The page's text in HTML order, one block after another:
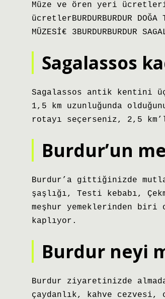
Müze ve ören yeri
ücretlerBURDURBURDUR DOĞA
MÜZESİ€ 3BURDURBURDUR
Sagalassos
Sagalassos antik kentini
1,5 km uzunluğunda
rotayı seçerseniz, 2,5
Burdur’un
Burdur’a gittiğinizde
şaşlığı, Testi kebabı,
meşhur yemeklerinden
kaplıyor.
Burdur neyi
Burdur ziyaretinizde
çaydanlık, kahve cezvesi,